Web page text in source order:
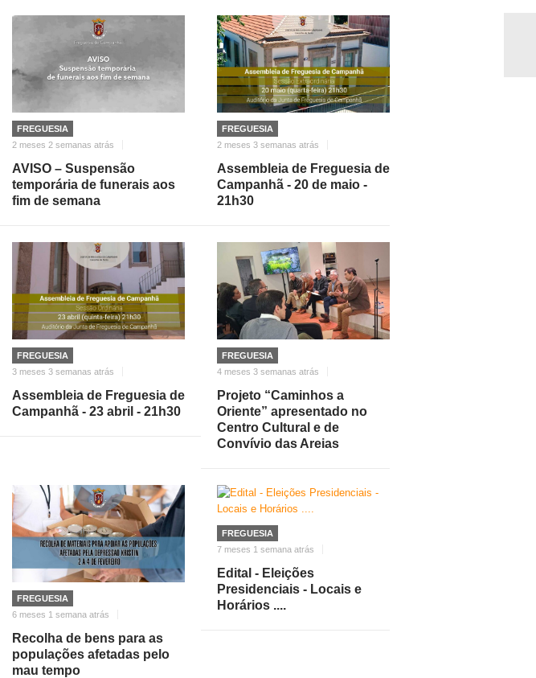
FREGUESIA
2 meses 2 semanas atrás
AVISO – Suspensão
temporária de funerais aos
fim de semana
FREGUESIA
2 meses 3 semanas atrás
Assembleia de Freguesia de
Campanhã - 20 de maio -
21h30
FREGUESIA
3 meses 3 semanas atrás
Assembleia de Freguesia de
Campanhã - 23 abril - 21h30
FREGUESIA
4 meses 3 semanas atrás
Projeto “Caminhos a
Oriente” apresentado no
Centro Cultural e de
Convívio das Areias
FREGUESIA
6 meses 1 semana atrás
Recolha de bens para as
populações afetadas pelo
mau tempo
FREGUESIA
7 meses 1 semana atrás
Edital - Eleições
Presidenciais - Locais e
Horários ....